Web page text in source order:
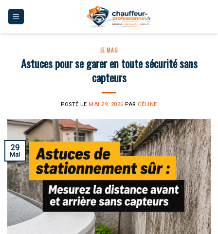
LE MAG
Astuces pour se garer en toute sécurité sans
capteurs
POSTÉ LE MAI 29, 2026 PAR CÉLINE
29
Mai